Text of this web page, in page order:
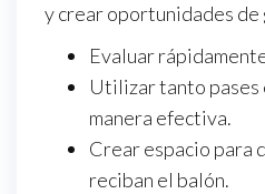
y crear oportunidades de
Evaluar
Utilizar tanto pases
manera efectiva.
Crear espacio para
reciban el balón.